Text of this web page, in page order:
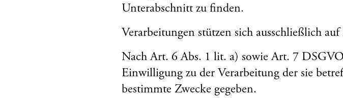
Unterabschnitt zu finden.
Verarbeitungen stützen sich ausschließlich
Nach Art. 6 Abs. 1 lit. a) sowie Art. 7
Einwilligung zu der Verarbeitung der sie
bestimmte Zwecke gegeben.